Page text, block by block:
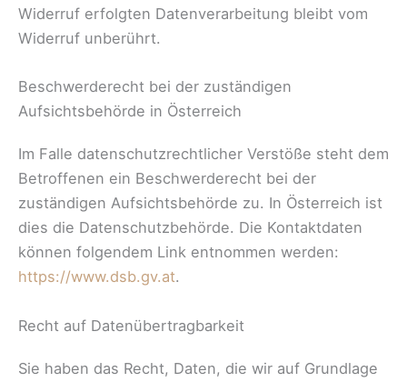
Widerruf erfolgten Datenverarbeitung bleibt vom
Widerruf unberührt.
Beschwerderecht bei der zuständigen
Aufsichtsbehörde in Österreich
Im Falle datenschutzrechtlicher Verstöße steht dem
Betroffenen ein Beschwerderecht bei der
zuständigen Aufsichtsbehörde zu. In Österreich ist
dies die Datenschutzbehörde. Die Kontaktdaten
können folgendem Link entnommen werden:
https://www.dsb.gv.at.
Recht auf Datenübertragbarkeit
Sie haben das Recht, Daten, die wir auf Grundlage